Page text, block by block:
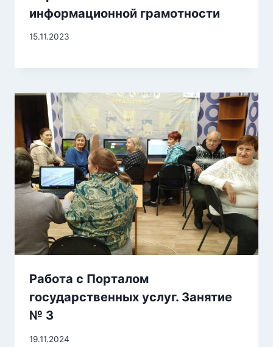
информационной грамотности
15.11.2023
Работа с Порталом
государственных услуг. Занятие
№ 3
19.11.2024